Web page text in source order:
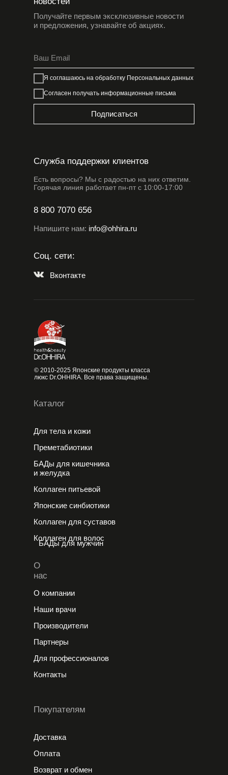
Каталог
О
нас
Покупателям
Для тела и кожи
© 2010-2025 Японские продукты класса
люкс Dr.OHHIRA. Все права защищены.
О компании
Доставка
Преметабиотики
Наши врачи
Оплата
БАДы для кишечника
и желудка
Производители
Возврат и обмен
Коллаген питьевой
Партнеры
Для профессионалов
Контакты
Японские cинбиотики
Коллаген для суставов
Коллаген для волос
БАДы для мужчин
Получайте первым эксклюзивные новости
и предложения, узнавайте об акциях.
Служба поддержки клиентов
Соц. сети:
Вконтакте
8 800 7070 656
Напишите нам: info@ohhira.ru
Есть вопросы? Мы с радостью на них ответим.
Горячая линия работает пн-пт с 10:00-17:00
Я соглашаюсь на обработку Персональных данных
Согласен получать информационные письма
Подписаться